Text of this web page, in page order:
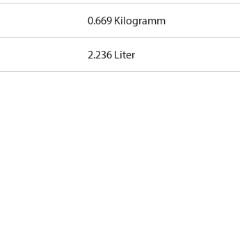
0.669 Kilogramm
2.236 Liter